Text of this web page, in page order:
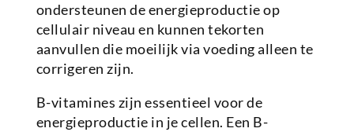
ondersteunen de energieproductie op
cellulair niveau en kunnen tekorten
aanvullen die moeilijk via voeding alleen te
corrigeren zijn.
B-vitamines zijn essentieel voor de
energieproductie in je cellen. Een B-